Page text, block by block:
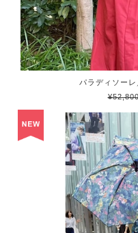
パラディソー